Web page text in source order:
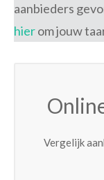
aanbieders
hierom jouw
Vergelijk